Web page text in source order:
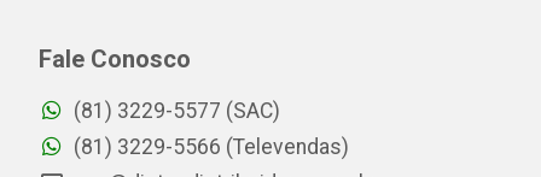
Fale Conosco
(81) 3229-5577 (SAC)
(81) 3229-5566 (Televendas)